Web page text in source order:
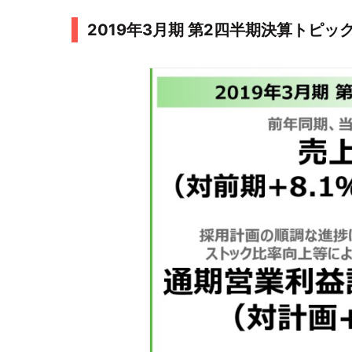
2019年3月期 第2四半期決算トピッ